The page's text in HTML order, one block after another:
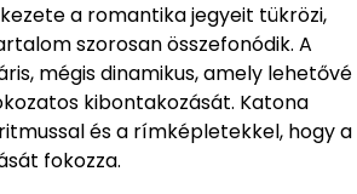
a romantika jegyeit tükrözi,
szorosan összefonódik. A
mégis dinamikus, amely lehetővé
kibontakozását. Katona
és a rímképletekkel, hogy a
fokozza.